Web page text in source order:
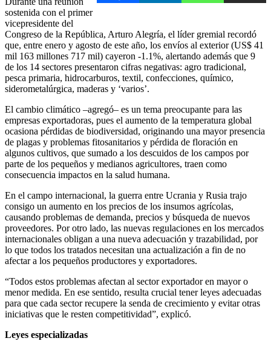
sostenida con el primer
vicepresidente del
Congreso de la República, Arturo Alegría, el líder gremial recordó
que, entre enero y agosto de este año, los envíos al exterior (US$ 41
mil 163 millones 717 mil) cayeron -1.1%, alertando además que 9
de los 14 sectores presentaron cifras negativas: agro tradicional,
pesca primaria, hidrocarburos, textil, confecciones, químico,
siderometalúrgica, maderas y ‘varios’.
El cambio climático –agregó– es un tema preocupante para las
empresas exportadoras, pues el aumento de la temperatura global
ocasiona pérdidas de biodiversidad, originando una mayor presencia
de plagas y problemas fitosanitarios y pérdida de floración en
algunos cultivos, que sumado a los descuidos de los campos por
parte de los pequeños y medianos agricultores, traen como
consecuencia impactos en la salud humana.
En el campo internacional, la guerra entre Ucrania y Rusia trajo
consigo un aumento en los precios de los insumos agrícolas,
causando problemas de demanda, precios y búsqueda de nuevos
proveedores. Por otro lado, las nuevas regulaciones en los mercados
internacionales obligan a una nueva adecuación y trazabilidad, por
lo que todos los tratados necesitan una actualización a fin de no
afectar a los pequeños productores y exportadores.
“Todos estos problemas afectan al sector exportador en mayor o
menor medida. En ese sentido, resulta crucial tener leyes adecuadas
para que cada sector recupere la senda de crecimiento y evitar otras
iniciativas que le resten competitividad”, explicó.
Leyes especializadas